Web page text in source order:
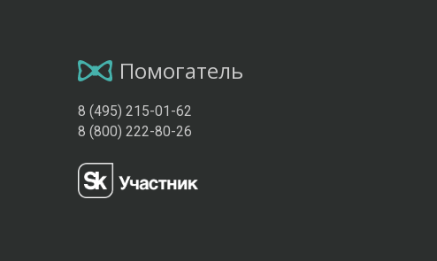
Помогатель
8 (495) 215-01-62
8 (800) 222-80-26